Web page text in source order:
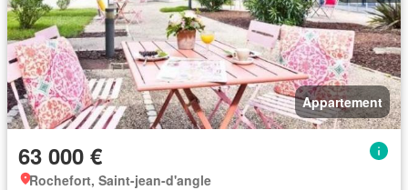
Appartement
63 000 €
Rochefort, Saint-jean-d'angle